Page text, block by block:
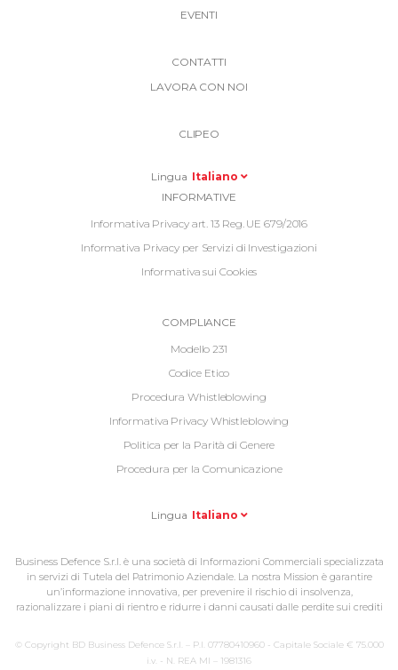
EVENTI
CONTATTI
LAVORA CON NOI
CLIPEO
Lingua Italiano
Informative
Footer
INFORMATIVE
Informativa Privacy art. 13 Reg. UE 679/2016
Informativa Privacy per Servizi di Investigazioni
Informativa sui Cookies
InformativeCOMPLIANCE
Modello 231
Codice Etico
Procedura Whistleblowing
Informativa Privacy Whistleblowing
Politica per la Parità di Genere
Procedura per la Comunicazione
Lingua Italiano
Business Defence S.r.l. è una società di Informazioni Commerciali specializzata
in servizi di Tutela del Patrimonio Aziendale. La nostra Mission è garantire
un’informazione innovativa, per prevenire il rischio di insolvenza,
razionalizzare i piani di rientro e ridurre i danni causati dalle perdite sui crediti
© Copyright BD Business Defence S.r.l. – P.I. 07780410960 - Capitale Sociale € 75.000
i.v. - N. REA MI – 1981316